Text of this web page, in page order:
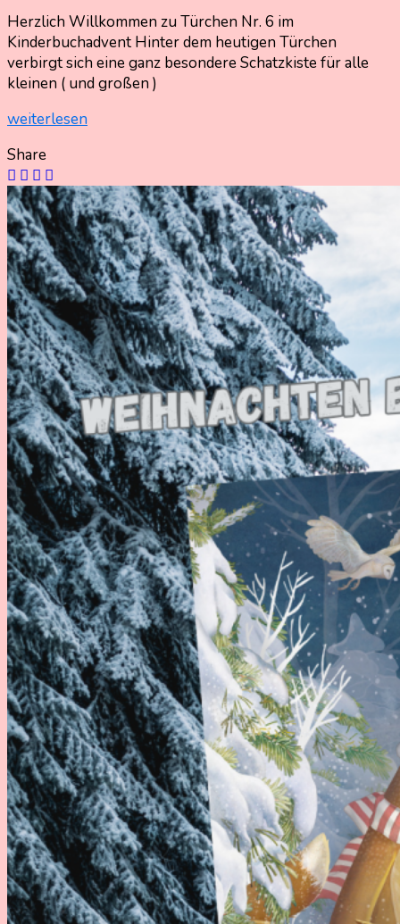
6.
Dezember
20254.
2025
Nadine
Kammer
Herzlich Willkommen zu Türchen Nr. 6 im
Kinderbuchadvent Hinter dem heutigen Türchen
verbirgt sich eine ganz besondere Schatzkiste für alle
kleinen ( und großen )
weiterlesen
Share